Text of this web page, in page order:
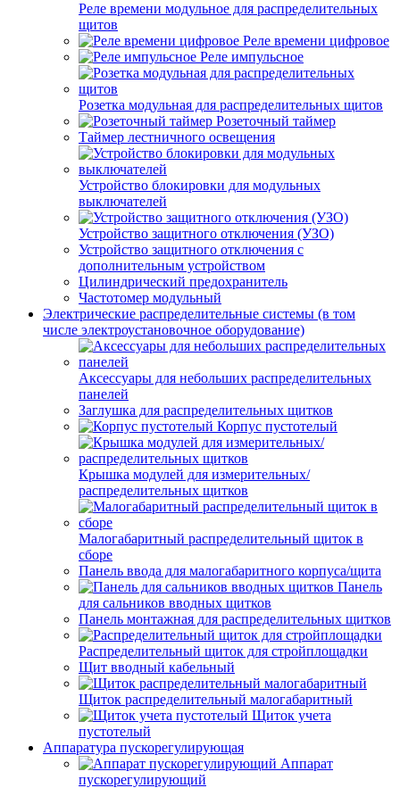
Реле времени модульное для распределительных
щитов
Реле времени цифровое
Реле импульсное
Розетка модульная для распределительных щитов
Розеточный таймер
Таймер лестничного освещения
Устройство блокировки для модульных
выключателей
Устройство защитного отключения (УЗО)
Устройство защитного отключения с
дополнительным устройством
Цилиндрический предохранитель
Частотомер модульный
Электрические распределительные системы (в том
числе электроустановочное оборудование)
Аксессуары для небольших распределительных
панелей
Заглушка для распределительных щитков
Корпус пустотелый
Крышка модулей для измерительных/
распределительных щитков
Малогабаритный распределительный щиток в
сборе
Панель ввода для малогабаритного корпуса/щита
Панель
для сальников вводных щитков
Панель монтажная для распределительных щитков
Распределительный щиток для стройплощадки
Щит вводный кабельный
Щиток распределительный малогабаритный
Щиток учета
пустотелый
Аппаратура пускорегулирующая
Аппарат
пускорегулирующий